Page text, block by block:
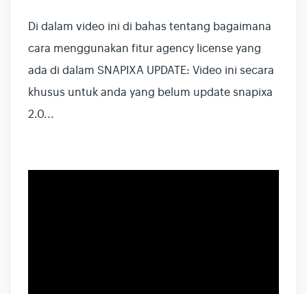
Di dalam video ini di bahas tentang bagaimana
cara menggunakan fitur agency license yang
ada di dalam SNAPIXA UPDATE: Video ini secara
khusus untuk anda yang belum update snapixa
2.0...